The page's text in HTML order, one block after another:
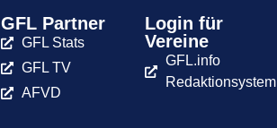
GFL Partner
GFL Stats
GFL TV
AFVD
Login für
Vereine
GFL.info
Redaktionsystem